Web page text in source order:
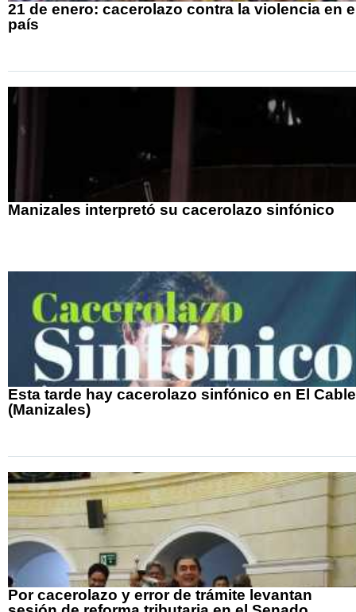
21 de enero: cacerolazo contra la violencia en
país
Manizales interpretó su cacerolazo sinfónico
Esta tarde hay cacerolazo sinfónico en El Cable
(Manizales)
Por cacerolazo y error de trámite levantan